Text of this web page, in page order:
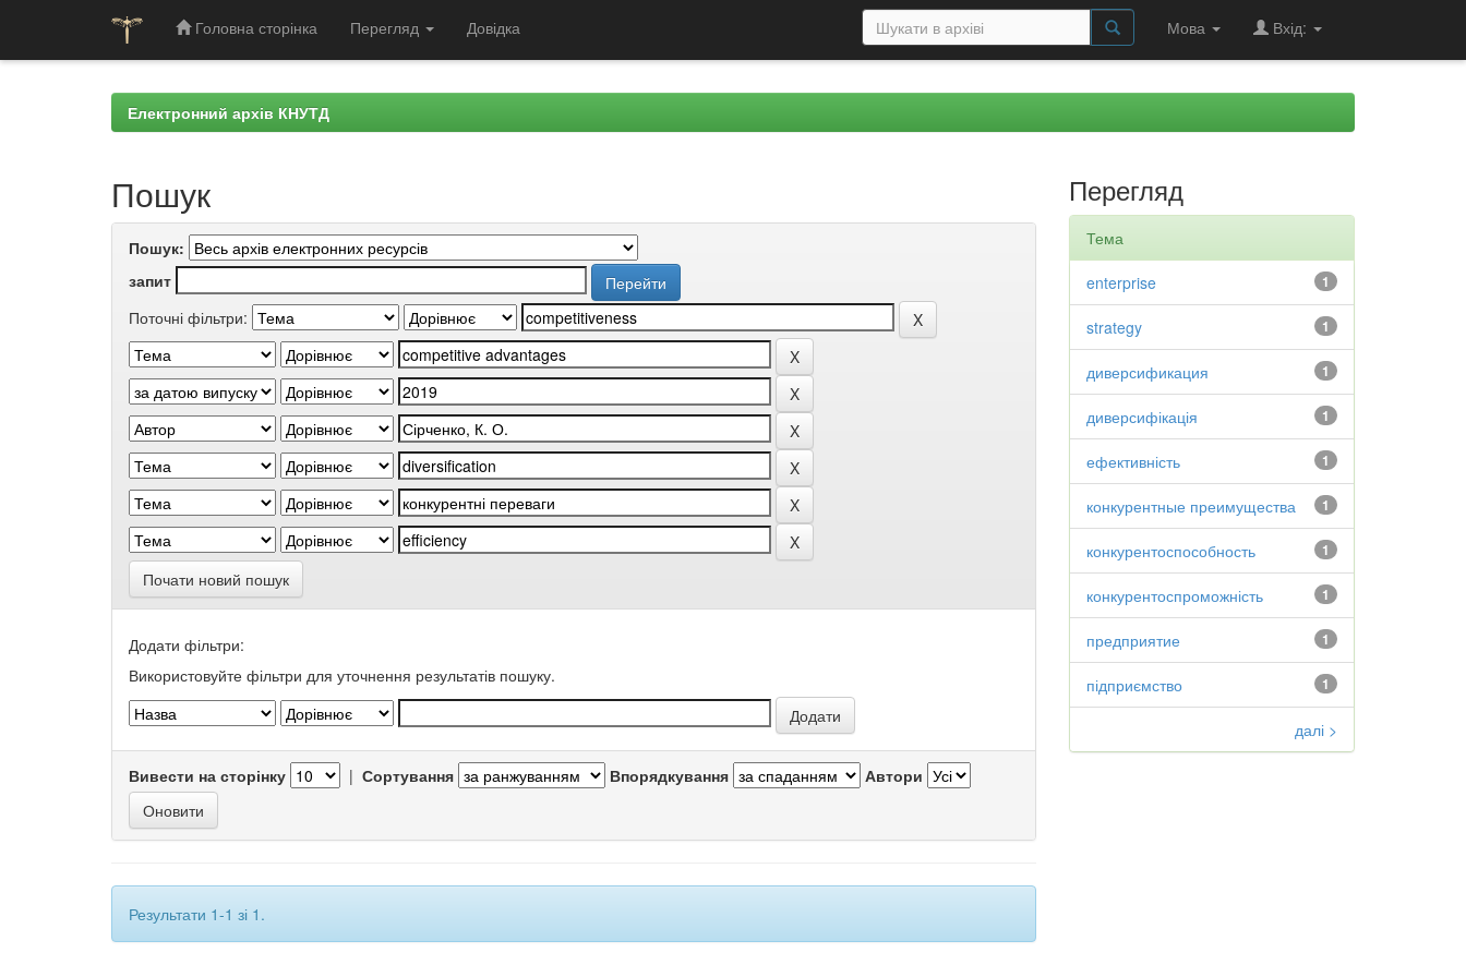
Головна сторінка Перегляд Довідка Мова Вхід:
Електронний архів КНУТД
Пошук
Пошук:
запит
Поточні фільтри:
Почати новий пошук
Додати фільтри:
Використовуйте фільтри для уточнення результатів пошуку.
Вивести на сторінку | Сортування Впорядкування Автори
Результати 1-1 зі 1.
Перегляд
Тема
1
enterprise
1
strategy
1
диверсификация
1
диверсифікація
1
ефективність
1
конкурентные преимущества
1
конкурентоспособность
1
конкурентоспроможність
1
предприятие
1
підприємство
далі >